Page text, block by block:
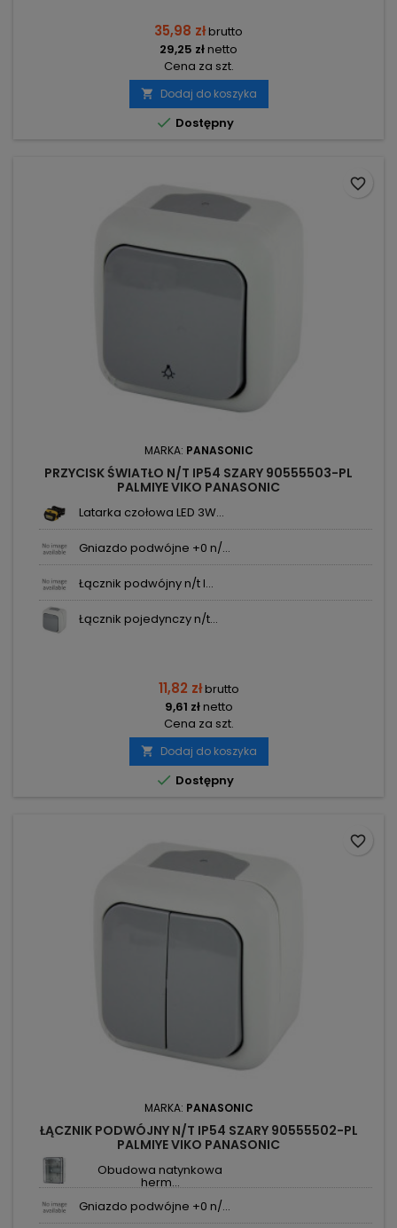
35,98 złbrutto
29,25 złnetto
Cena za szt.
 Dodaj do koszyka
 Dostępny
MARKA: PANASONIC
PRZYCISK ŚWIATŁO N/T IP54 SZARY 90555503-PL
PALMIYE VIKO PANASONIC
Latarka czołowa LED 3W...
Gniazdo podwójne +0 n/...
Łącznik podwójny n/t I...
Łącznik pojedynczy n/t...
11,82 złbrutto
9,61 złnetto
Cena za szt.
 Dodaj do koszyka
 Dostępny
favorite_border
MARKA: PANASONIC
ŁĄCZNIK PODWÓJNY N/T IP54 SZARY 90555502-PL
PALMIYE VIKO PANASONIC
Obudowa natynkowa
herm...
Gniazdo podwójne +0 n/...
favorite_border